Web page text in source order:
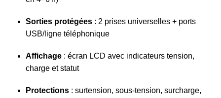
Sorties protégées : 2 prises universelles + ports
USB/ligne téléphonique
Affichage : écran LCD avec indicateurs tension,
charge et statut
Protections : surtension, sous‑tension, surcharge,